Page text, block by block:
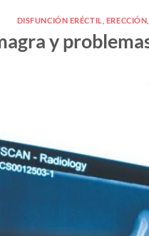
DISFUNCIÓN ERÉCTIL ERECCIÓN
y